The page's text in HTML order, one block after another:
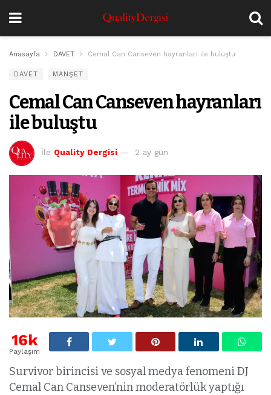
Anasayfa DAVET Cemal Can Canseven hayranları ile buluştu
DAVET MANŞET
Cemal Can Canseven hayranları
ile buluştu
İle Quality Dergisi 2 ay gün
16k
Paylaşım
Survivor birincisi ve sosyal medya fenomeni DJ
Cemal Can Canseven’nin moderatörlük yaptığı